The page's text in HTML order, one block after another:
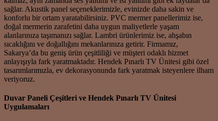
sağlar. Akustik panel seçeneklerimizle, evinizde daha sakin ve
konforlu bir ortam yaratabilirsiniz. PVC mermer panellerimiz ise,
doğal mermerin zarafetini daha uygun maliyetlerle yaşam
alanlarınıza taşımanızı sağlar. Lambri ürünlerimiz ise, ahşabın
sıcaklığını ve doğallığını mekanlarınıza getirir. Firmamız,
Sakarya’da bu geniş ürün çeşitliliği ve müşteri odaklı hizmet
anlayışıyla fark yaratmaktadır. Hendek Pınarlı TV Ünitesi gibi özel
tasarımlarımızla, ev dekorasyonunda fark yaratmak isteyenlere ilham
veriyoruz.
Duvar Paneli Çeşitleri ve Hendek Pınarlı TV Ünitesi
Uygulamaları